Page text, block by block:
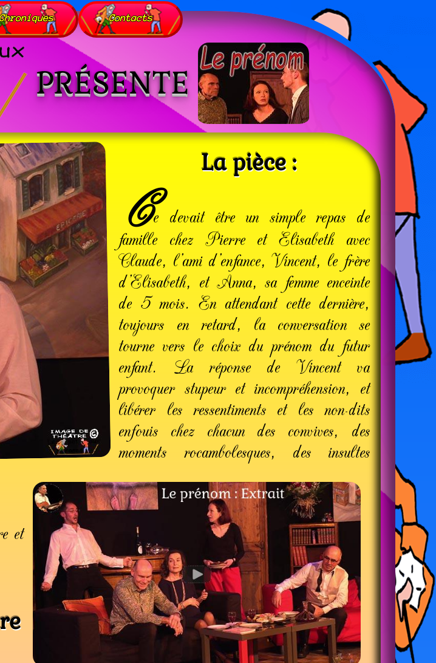
Contacts
PRÉSENTE
La pièce :
Ce devait être un simple repas de
famille chez Pierre et Elisabeth avec
Claude, l'ami d'enfance, Vincent, le frère
d'Elisabeth, et Anna, sa femme enceinte
de 5 mois. En attendant cette dernière,
toujours en retard, la conversation se
tourne vers le choix du prénom du futur
enfant. La réponse de Vincent va
provoquer stupeur et incompréhension, et
libérer les ressentiments et les non-dits
enfouis chez chacun des convives, des
moments rocambolesques, des insultes
et